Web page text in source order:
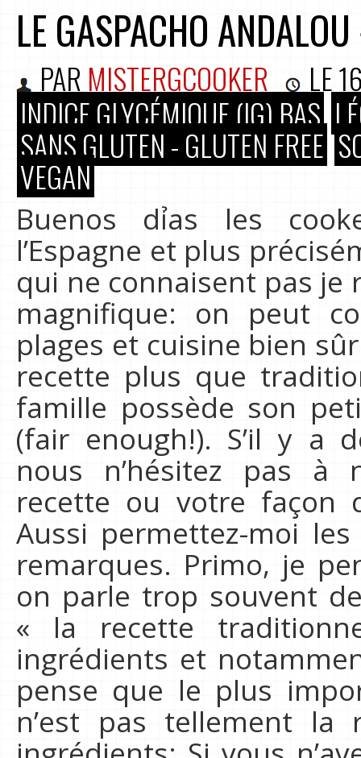
LE GASPACHO
PAR MISTERGCOOKER LE
INDICE GLYCÉMIQUE (IG) BAS
SANS GLUTEN - GLUTEN FREE
VEGAN
Buenos dỉas les
l’Espagne et plus
qui ne connaisent pas je
magnifique: on peut
plages et cuisine bien
recette plus que
famille possède son
(fair enough!). S’il y a
nous n’hésitez pas à
recette ou votre façon
Aussi permettez-moi
remarques. Primo, je
on parle trop souvent
« la recette
ingrédients et
pense que le plus
n’est pas tellement la